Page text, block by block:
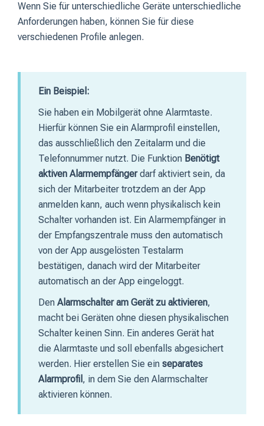
Wenn Sie für unterschiedliche Geräte unterschiedliche
Anforderungen haben, können Sie für diese
verschiedenen Profile anlegen.
Ein Beispiel:
Sie haben ein Mobilgerät ohne Alarmtaste.
Hierfür können Sie ein Alarmprofil einstellen,
das ausschließlich den Zeitalarm und die
Telefonnummer nutzt. Die Funktion Benötigt
aktiven Alarmempfängerdarf aktiviert sein, da
sich der Mitarbeiter trotzdem an der App
anmelden kann, auch wenn physikalisch kein
Schalter vorhanden ist. Ein Alarmempfänger in
der Empfangszentrale muss den automatisch
von der App ausgelösten Testalarm
bestätigen, danach wird der Mitarbeiter
automatisch an der App eingeloggt.
Den Alarmschalter am Gerät zu aktivieren,
macht bei Geräten ohne diesen physikalischen
Schalter keinen Sinn. Ein anderes Gerät hat
die Alarmtaste und soll ebenfalls abgesichert
werden. Hier erstellen Sie ein separates
Alarmprofil , in dem Sie den Alarmschalter
aktivieren können.